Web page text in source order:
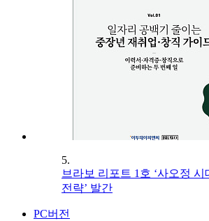
5.
브라보 리포트 1호 ‘사오정 시
전략’ 발간
PC버전